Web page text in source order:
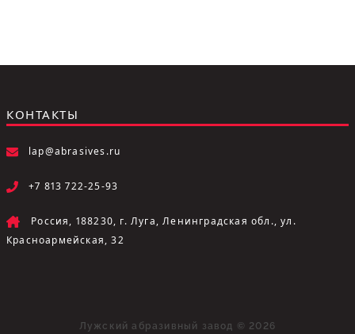
КОНТАКТЫ
lap@abrasives.ru
+7 813 722-25-93
Россия, 188230, г. Луга, Ленинградская обл., ул.
Красноармейская, 32
Лужский абразивный завод © 2026